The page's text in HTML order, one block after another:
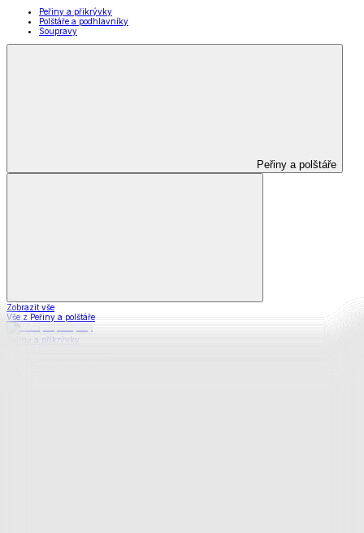
Peřiny a přikrývky
Polštáře a podhlavníky
Soupravy
Peřiny a polštáře
Zobrazit vše
Vše z Peřiny a polštáře
Peřiny a přikrývky